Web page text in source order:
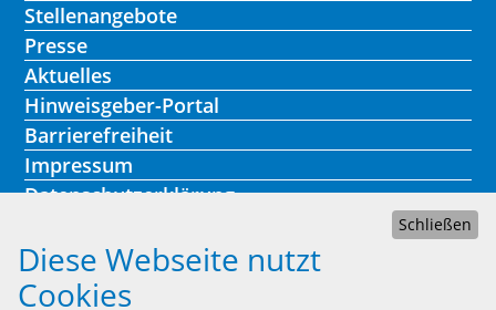
Schließen
Diese Webseite nutzt
Cookies
Stellenangebote
Presse
Aktuelles
Hinweisgeber-Portal
Barrierefreiheit
Impressum
Datenschutzerklärung
Kontakt